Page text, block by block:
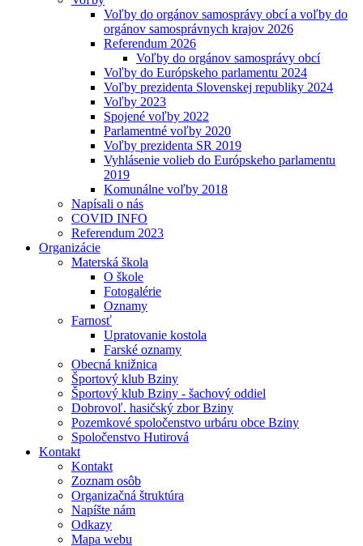
Voľby do orgánov samosprávy obcí a voľby do
orgánov samosprávnych krajov 2026
Referendum 2026
Voľby do orgánov samosprávy obcí
Voľby do Európskeho parlamentu 2024
Voľby prezidenta Slovenskej republiky 2024
Voľby 2023
Spojené voľby 2022
Parlamentné voľby 2020
Voľby prezidenta SR 2019
Vyhlásenie volieb do Európskeho parlamentu
2019
Komunálne voľby 2018
Napísali o nás
COVID INFO
Referendum 2023
Organizácie
Materská škola
O škole
Fotogalérie
Oznamy
Farnosť
Upratovanie kostola
Farské oznamy
Obecná knižnica
Športový klub Bziny
Športový klub Bziny - šachový oddiel
Dobrovoľ. hasičský zbor Bziny
Pozemkové spoločenstvo urbáru obce Bziny
Spoločenstvo Hutirová
Kontakt
Kontakt
Zoznam osôb
Organizačná štruktúra
Napíšte nám
Odkazy
Mapa webu